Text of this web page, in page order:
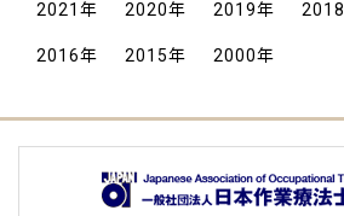
2021年 2020年 2019年 2018
2016年 2015年 2000年